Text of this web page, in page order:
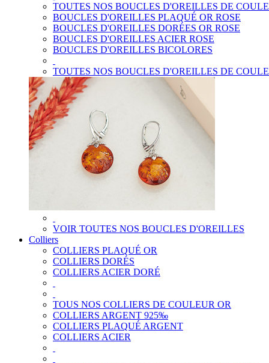
TOUTES NOS BOUCLES D'OREILLES DE
BOUCLES D'OREILLES PLAQUÉ OR ROSE
BOUCLES D'OREILLES DORÉES OR ROSE
BOUCLES D'OREILLES ACIER ROSE
BOUCLES D'OREILLES BICOLORES
TOUTES NOS BOUCLES D'OREILLES DE
VOIR TOUTES NOS BOUCLES D'OREILLES
Colliers
COLLIERS PLAQUÉ OR
COLLIERS DORÉS
COLLIERS ACIER DORÉ
TOUS NOS COLLIERS DE COULEUR OR
COLLIERS ARGENT 925‰
COLLIERS PLAQUÉ ARGENT
COLLIERS ACIER